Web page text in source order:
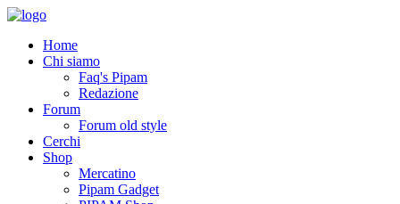
Home
Chi siamo
Faq's Pipam
Redazione
Forum
Forum old style
Cerchi
Shop
Mercatino
Pipam Gadget